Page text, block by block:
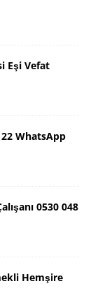
Eşi Vefat
WhatsApp
0530 048
Hemşire